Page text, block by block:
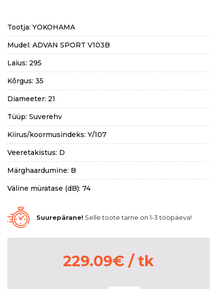
Tootja: YOKOHAMA
Mudel: ADVAN SPORT V103B
Laius: 295
Kõrgus: 35
Diameeter: 21
Tüüp: Suverehv
Kiirus/koormusindeks: Y/107
Veeretakistus: D
Märghaardumine: B
Väline müratase (dB): 74
Suurepärane! Selle toote tarne on 1-3 tööpäeva!
229.09€ / tk